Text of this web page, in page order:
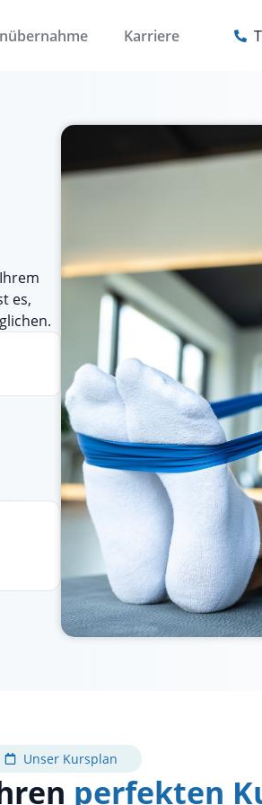
Karriere
es,
Unser Kursplan
perfekten